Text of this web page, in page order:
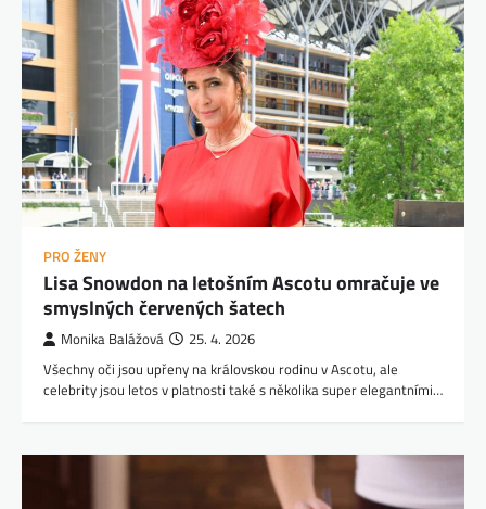
PRO ŽENY
Lisa Snowdon na letošním Ascotu omračuje ve
smyslných červených šatech
Monika Balážová 25. 4. 2026
Všechny oči jsou upřeny na královskou rodinu v Ascotu, ale
celebrity jsou letos v platnosti také s několika super elegantními…